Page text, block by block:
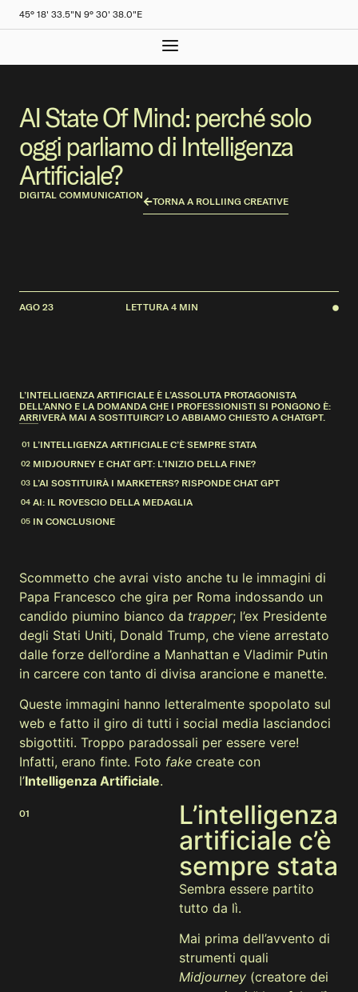
45° 18' 33.5"N 9° 30' 38.0"E
AI State Of Mind: perché solo
oggi parliamo di Intelligenza
Artificiale?
DIGITAL COMMUNICATION
TORNA A ROLLIING CREATIVE
AGO 23 LETTURA 4 MIN
L’INTELLIGENZA ARTIFICIALE È L’ASSOLUTA PROTAGONISTA
DELL’ANNO E LA DOMANDA CHE I PROFESSIONISTI SI PONGONO È:
ARRIVERÀ MAI A SOSTITUIRCI? LO ABBIAMO CHIESTO A CHATGPT.
L’INTELLIGENZA ARTIFICIALE C’È SEMPRE STATA
MIDJOURNEY E CHAT GPT: L’INIZIO DELLA FINE?
L’AI SOSTITUIRÀ I MARKETERS? RISPONDE CHAT GPT
AI: IL ROVESCIO DELLA MEDAGLIA
IN CONCLUSIONE
Scommetto che avrai visto anche tu le immagini di
Papa Francesco che gira per Roma indossando un
candido piumino bianco da trapper; l’ex Presidente
degli Stati Uniti, Donald Trump, che viene arrestato
dalle forze dell’ordine a Manhattan e Vladimir Putin
in carcere con tanto di divisa arancione e manette.
Queste immagini hanno letteralmente spopolato sul
web e fatto il giro di tutti i social media lasciandoci
sbigottiti. Troppo paradossali per essere vere!
Infatti, erano finte. Foto fake create con
l’Intelligenza Artificiale.
01
L’intelligenza
artificiale c’è
sempre stata
Sembra essere partito
tutto da lì.
Mai prima dell’avvento di
strumenti quali
Midjourney (creatore dei